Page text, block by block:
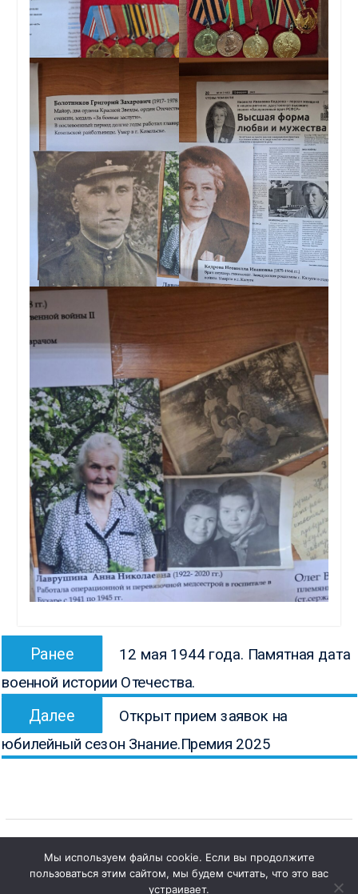
Навигация
записям
Ранее
запись:
12 мая 1944 года. Памятная дата
военной истории Отечества.
Далее
запись:
Открыт прием заявок на
юбилейный сезон Знание.Премия 2025
Copyright © Все права защищены.
Мы используем файлы cookie. Если вы продолжите
пользоваться этим сайтом, мы будем считать, что это вас
устраивает.
1
Чат с